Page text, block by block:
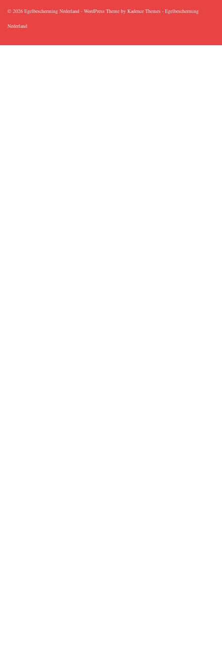
© 2026 Egelbescherming Nederland - WordPress Theme by Kadence Themes - Egelbescherming
Nederland